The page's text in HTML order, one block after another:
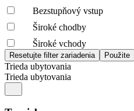
Bezstupňový vstup
Široké chodby
Široké vchody
Trieda ubytovania
Trieda ubytovania